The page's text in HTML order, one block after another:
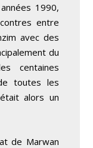
1990,
entre
avec des
du
centaines
toutes les
alors un
de Marwan